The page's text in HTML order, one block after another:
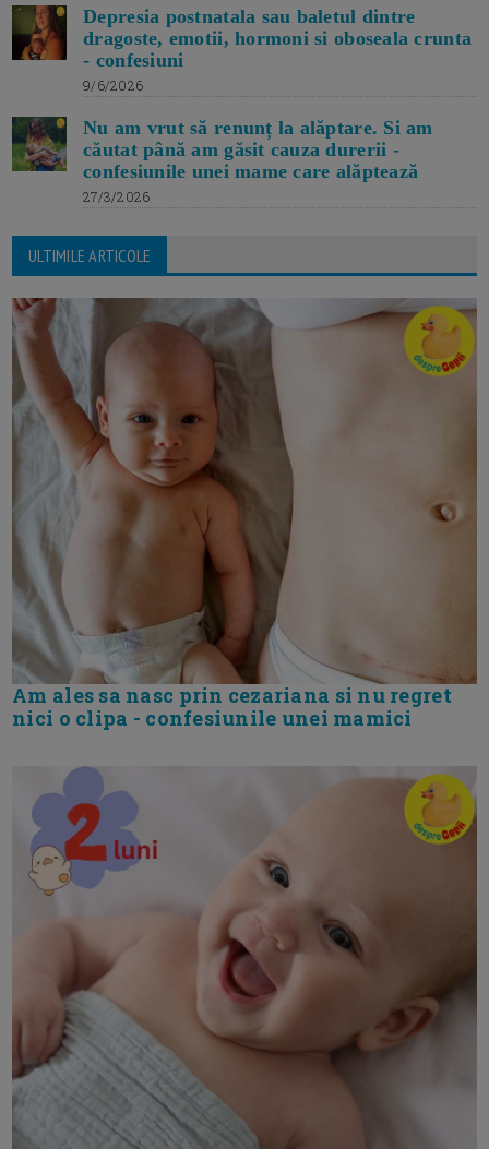
Depresia postnatala sau baletul dintre
dragoste, emotii, hormoni si oboseala crunta
- confesiuni
9/6/2026
Nu am vrut să renunț la alăptare. Si am
căutat până am găsit cauza durerii -
confesiunile unei mame care alăptează
27/3/2026
ULTIMILE ARTICOLE
Am ales sa nasc prin cezariana si nu regret
nici o clipa - confesiunile unei mamici